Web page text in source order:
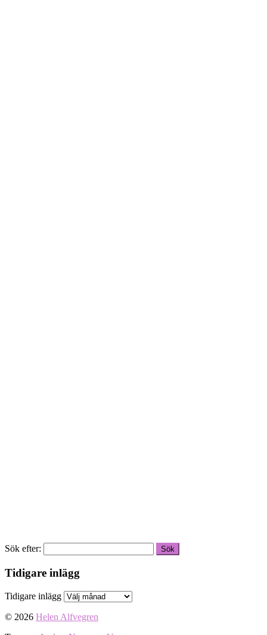
Sök efter:
Tidigare inlägg
Tidigare inlägg
© 2026 Helen Alfvegren